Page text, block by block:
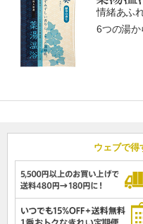
情緒あふ
6つの湯か
ウェブで得